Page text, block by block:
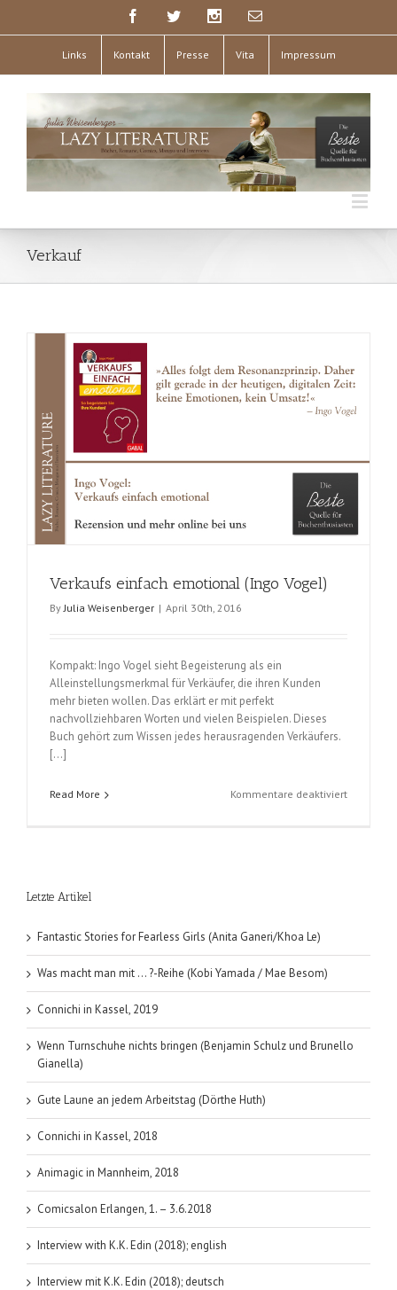
Links Kontakt Presse Vita Impressum
Verkauf
Verkaufs einfach emotional (Ingo Vogel)
By Julia Weisenberger | April 30th, 2016
Kompakt: Ingo Vogel sieht Begeisterung als ein
Alleinstellungsmerkmal für Verkäufer, die ihren Kunden
mehr bieten wollen. Das erklärt er mit perfekt
nachvollziehbaren Worten und vielen Beispielen. Dieses
Buch gehört zum Wissen jedes herausragenden Verkäufers.
[…]
Read More Kommentare deaktiviertfür
Letzte Artikel
Fantastic Stories for Fearless Girls (Anita Ganeri/Khoa Le)
Was macht man mit … ?-Reihe (Kobi Yamada / Mae Besom)
Connichi in Kassel, 2019
Wenn Turnschuhe nichts bringen (Benjamin Schulz und Brunello
Gianella)
Gute Laune an jedem Arbeitstag (Dörthe Huth)
Connichi in Kassel, 2018
Animagic in Mannheim, 2018
Comicsalon Erlangen, 1. – 3.6.2018
Interview with K.K. Edin (2018); english
Interview mit K.K. Edin (2018); deutsch